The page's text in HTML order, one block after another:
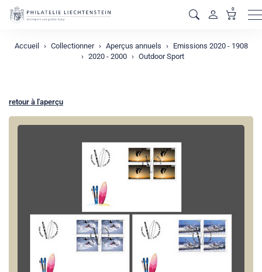
0
Accueil Collectionner Aperçus annuels
Emissions 2020 - 1908
2020 - 2000
Outdoor Sport
retour à l'aperçu